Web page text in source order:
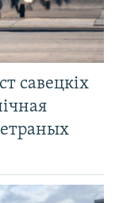
савецкіх